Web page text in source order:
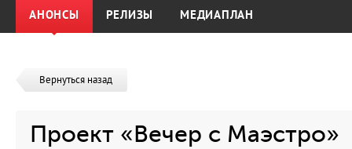
АНОНСЫ РЕЛИЗЫ МЕДИАПЛАН
Вернуться назад
Проект «Вечер с Маэстро»